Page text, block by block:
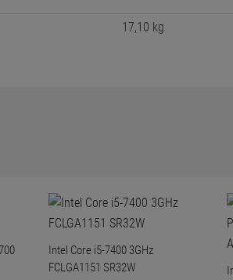
17,10 kg
Intel Core i5-7400 3GHz
FCLGA1151 SR32W